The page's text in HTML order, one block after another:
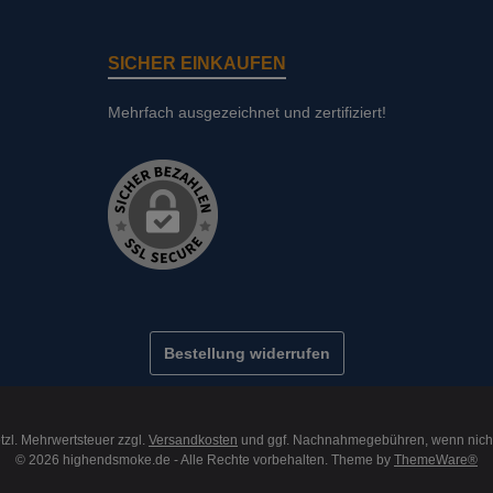
SICHER EINKAUFEN
Mehrfach ausgezeichnet und zertifiziert!
Bestellung widerrufen
Mehrwertsteuer zzgl. Versandkosten und ggf. Nachnahmegebühren, wenn
© 2026 highendsmoke.de - Alle Rechte vorbehalten. Theme by ThemeWare®